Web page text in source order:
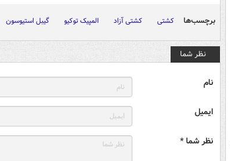
برچسب‌ها کشتی کشتی آزاد المپیک توکیو گیبل استیوسون
نظر شما
نام
ایمیل
نظر شما *